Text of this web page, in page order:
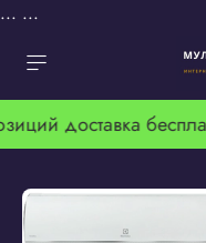
... ...
доставка